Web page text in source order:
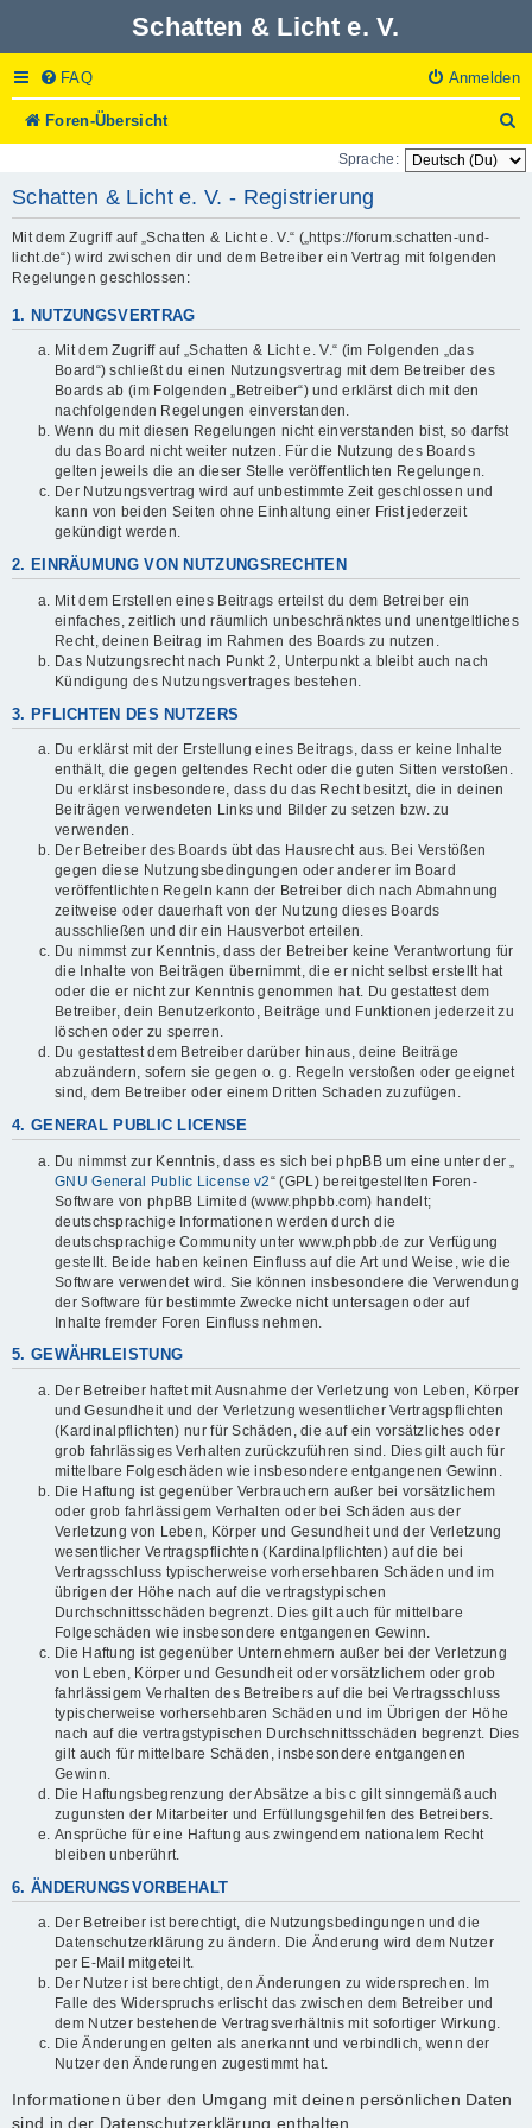
Schatten & Licht e. V.
FAQ Anmelden
Foren-Übersicht
u
c
Sprache:
Schatten & Licht e. V. - Registrierung
Mit dem Zugriff auf „Schatten & Licht e. V.“ („https://forum.schatten-und-
licht.de“) wird zwischen dir und dem Betreiber ein Vertrag mit folgenden
Regelungen geschlossen:
1. NUTZUNGSVERTRAG
Mit dem Zugriff auf „Schatten & Licht e. V.“ (im Folgenden „das
Board“) schließt du einen Nutzungsvertrag mit dem Betreiber des
Boards ab (im Folgenden „Betreiber“) und erklärst dich mit den
nachfolgenden Regelungen einverstanden.
Wenn du mit diesen Regelungen nicht einverstanden bist, so darfst
du das Board nicht weiter nutzen. Für die Nutzung des Boards
gelten jeweils die an dieser Stelle veröffentlichten Regelungen.
Der Nutzungsvertrag wird auf unbestimmte Zeit geschlossen und
kann von beiden Seiten ohne Einhaltung einer Frist jederzeit
gekündigt werden.
2. EINRÄUMUNG VON NUTZUNGSRECHTEN
Mit dem Erstellen eines Beitrags erteilst du dem Betreiber ein
einfaches, zeitlich und räumlich unbeschränktes und unentgeltliches
Recht, deinen Beitrag im Rahmen des Boards zu nutzen.
Das Nutzungsrecht nach Punkt 2, Unterpunkt a bleibt auch nach
Kündigung des Nutzungsvertrages bestehen.
3. PFLICHTEN DES NUTZERS
Du erklärst mit der Erstellung eines Beitrags, dass er keine Inhalte
enthält, die gegen geltendes Recht oder die guten Sitten verstoßen.
Du erklärst insbesondere, dass du das Recht besitzt, die in deinen
Beiträgen verwendeten Links und Bilder zu setzen bzw. zu
verwenden.
Der Betreiber des Boards übt das Hausrecht aus. Bei Verstößen
gegen diese Nutzungsbedingungen oder anderer im Board
veröffentlichten Regeln kann der Betreiber dich nach Abmahnung
zeitweise oder dauerhaft von der Nutzung dieses Boards
ausschließen und dir ein Hausverbot erteilen.
Du nimmst zur Kenntnis, dass der Betreiber keine Verantwortung für
die Inhalte von Beiträgen übernimmt, die er nicht selbst erstellt hat
oder die er nicht zur Kenntnis genommen hat. Du gestattest dem
Betreiber, dein Benutzerkonto, Beiträge und Funktionen jederzeit zu
löschen oder zu sperren.
Du gestattest dem Betreiber darüber hinaus, deine Beiträge
abzuändern, sofern sie gegen o. g. Regeln verstoßen oder geeignet
sind, dem Betreiber oder einem Dritten Schaden zuzufügen.
4. GENERAL PUBLIC LICENSE
Du nimmst zur Kenntnis, dass es sich bei phpBB um eine unter der „
GNU General Public License v2“ (GPL) bereitgestellten Foren-
Software von phpBB Limited (www.phpbb.com) handelt;
deutschsprachige Informationen werden durch die
deutschsprachige Community unter www.phpbb.de zur Verfügung
gestellt. Beide haben keinen Einfluss auf die Art und Weise, wie die
Software verwendet wird. Sie können insbesondere die Verwendung
der Software für bestimmte Zwecke nicht untersagen oder auf
Inhalte fremder Foren Einfluss nehmen.
5. GEWÄHRLEISTUNG
Der Betreiber haftet mit Ausnahme der Verletzung von Leben, Körper
und Gesundheit und der Verletzung wesentlicher Vertragspflichten
(Kardinalpflichten) nur für Schäden, die auf ein vorsätzliches oder
grob fahrlässiges Verhalten zurückzuführen sind. Dies gilt auch für
mittelbare Folgeschäden wie insbesondere entgangenen Gewinn.
Die Haftung ist gegenüber Verbrauchern außer bei vorsätzlichem
oder grob fahrlässigem Verhalten oder bei Schäden aus der
Verletzung von Leben, Körper und Gesundheit und der Verletzung
wesentlicher Vertragspflichten (Kardinalpflichten) auf die bei
Vertragsschluss typischerweise vorhersehbaren Schäden und im
übrigen der Höhe nach auf die vertragstypischen
Durchschnittsschäden begrenzt. Dies gilt auch für mittelbare
Folgeschäden wie insbesondere entgangenen Gewinn.
Die Haftung ist gegenüber Unternehmern außer bei der Verletzung
von Leben, Körper und Gesundheit oder vorsätzlichem oder grob
fahrlässigem Verhalten des Betreibers auf die bei Vertragsschluss
typischerweise vorhersehbaren Schäden und im Übrigen der Höhe
nach auf die vertragstypischen Durchschnittsschäden begrenzt. Dies
gilt auch für mittelbare Schäden, insbesondere entgangenen
Gewinn.
Die Haftungsbegrenzung der Absätze a bis c gilt sinngemäß auch
zugunsten der Mitarbeiter und Erfüllungsgehilfen des Betreibers.
Ansprüche für eine Haftung aus zwingendem nationalem Recht
bleiben unberührt.
6. ÄNDERUNGSVORBEHALT
Der Betreiber ist berechtigt, die Nutzungsbedingungen und die
Datenschutzerklärung zu ändern. Die Änderung wird dem Nutzer
per E-Mail mitgeteilt.
Der Nutzer ist berechtigt, den Änderungen zu widersprechen. Im
Falle des Widerspruchs erlischt das zwischen dem Betreiber und
dem Nutzer bestehende Vertragsverhältnis mit sofortiger Wirkung.
Die Änderungen gelten als anerkannt und verbindlich, wenn der
Nutzer den Änderungen zugestimmt hat.
Informationen über den Umgang mit deinen persönlichen Daten
sind in der Datenschutzerklärung enthalten.